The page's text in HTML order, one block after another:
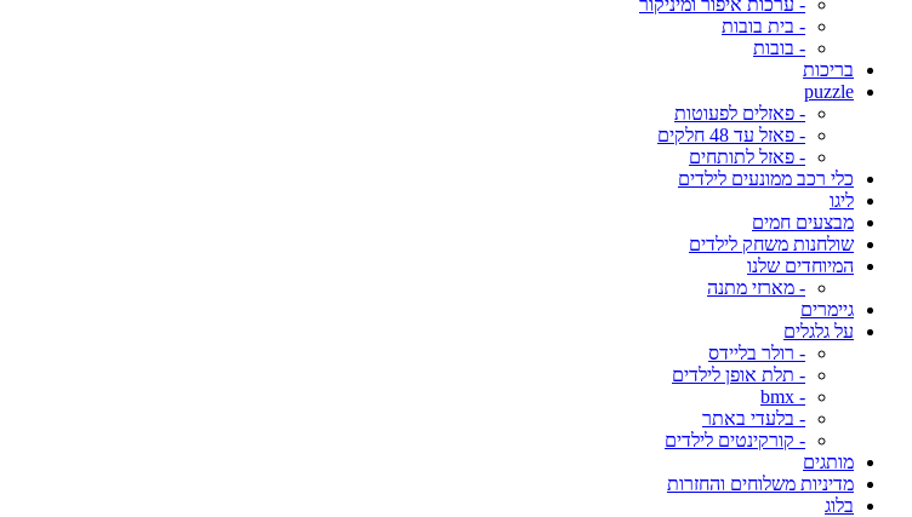
- ערכות איפור ומיניקור
- בית בובות
- בובות
בריכות
puzzle
- פאזלים לפעוטות
- פאזל עד 48 חלקים
- פאזל לתותחים
כלי רכב ממונעים לילדים
ליגו
מבצעים חמים
שולחנות משחק לילדים
המיוחדים שלנו
- מארזי מתנה
גיימרים
על גלגלים
- רולר בליידס
- תלת אופן לילדים
- bmx
- בלעדי באתר
- קורקינטים לילדים
מותגים
מדיניות משלוחים והחזרות
בלוג